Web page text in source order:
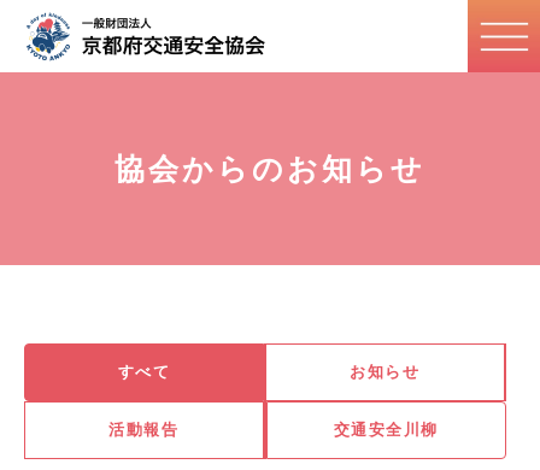
協会からのお知らせ
すべて お知らせ
活動報告 交通安全川柳